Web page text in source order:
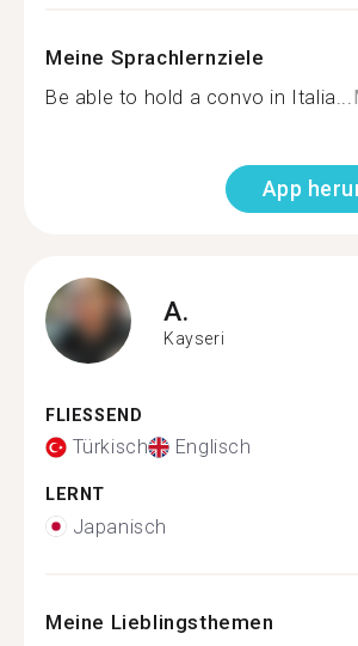
Meine Sprachlernziele
Be able to hold a convo in Italia...
App
A.
Kayseri
FLIESSEND
Türkisch Englisch
LERNT
Japanisch
Meine Lieblingsthemen